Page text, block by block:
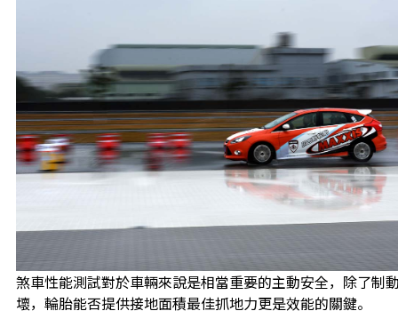
煞車性能測試對於車輛來說是相當重要的主動安全，除了制
壞，輪胎能否提供接地面積最佳抓地力更是效能的關鍵。